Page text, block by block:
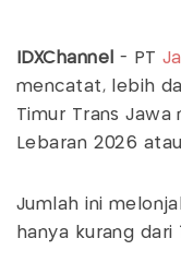
IDXChannel - PT
mencatat, lebih
Timur Trans Jawa
Lebaran 2026
Jumlah ini
hanya kurang dari